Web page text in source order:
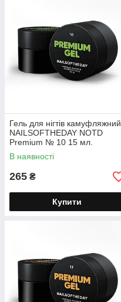
Гель для нігтів камуфляжний
NAILSOFTHEDAY NOTD
Premium № 10 15 мл.
В наявності
265 ₴
Купити